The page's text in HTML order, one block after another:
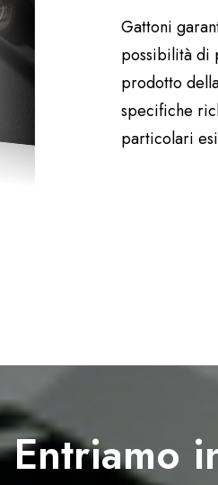
Gattoni
possibilità di
prodotto
specifiche
particolari
Entriamo